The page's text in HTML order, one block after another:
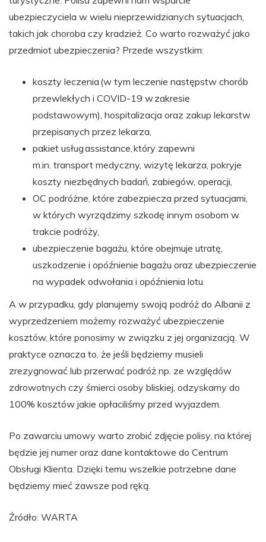
ubezpieczyciela w wielu nieprzewidzianych sytuacjach,
takich jak choroba czy kradzież. Co warto rozważyć jako
przedmiot ubezpieczenia? Przede wszystkim:
koszty leczenia (w tym leczenie następstw chorób
przewlekłych i COVID-19 w zakresie
podstawowym), hospitalizacja oraz zakup lekarstw
przepisanych przez lekarza,
pakiet usług assistance, który zapewni
m.in. transport medyczny, wizytę lekarza, pokryje
koszty niezbędnych badań, zabiegów, operacji,
OC podróżne, które zabezpiecza przed sytuacjami,
w których wyrządzimy szkodę innym osobom w
trakcie podróży,
ubezpieczenie bagażu, które obejmuje utratę,
uszkodzenie i opóźnienie bagażu oraz ubezpieczenie
na wypadek odwołania i opóźnienia lotu.
A w przypadku, gdy planujemy swoją podróż do Albanii z
wyprzedzeniem możemy rozważyć ubezpieczenie
kosztów, które ponosimy w związku z jej organizacją. W
praktyce oznacza to, że jeśli będziemy musieli
zrezygnować lub przerwać podróż np. ze względów
zdrowotnych czy śmierci osoby bliskiej, odzyskamy do
100% kosztów jakie opłaciliśmy przed wyjazdem.
Po zawarciu umowy warto zrobić zdjęcie polisy, na której
będzie jej numer oraz dane kontaktowe do Centrum
Obsługi Klienta. Dzięki temu wszelkie potrzebne dane
będziemy mieć zawsze pod ręką.
Źródło: WARTA